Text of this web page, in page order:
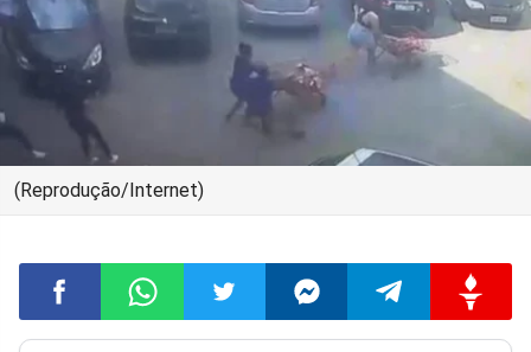
(Reprodução/Internet)